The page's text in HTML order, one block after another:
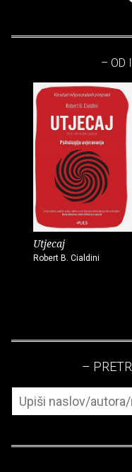
– OD
Utjecaj
Robert B. Cialdini
–